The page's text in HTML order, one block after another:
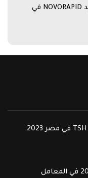
سعر أنسولين نوفورابيد NOVORAPID في
سعر تحليل فيتامين د 2023 في المعامل